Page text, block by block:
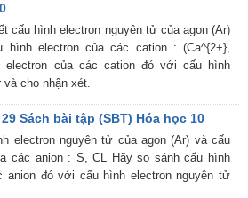
cấu hình electron nguyên tử của agon (Ar)
hình electron của các cation : (Ca^{2+},
electron của các cation đó với cấu hình
và cho nhận xét.
Sách bài tập (SBT) Hóa học 10
electron nguyên tử của agon (Ar) và cấu
các anion : S, CL Hãy so sánh cấu hình
anion đó với cấu hình electron nguyên tử